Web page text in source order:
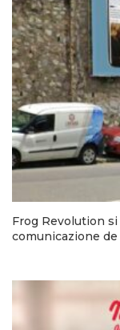
Frog Revolution si
comunicazione de